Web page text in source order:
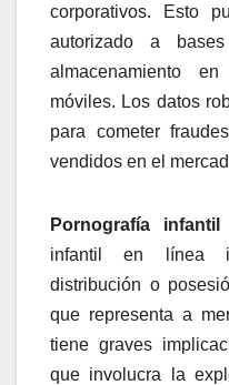
corporativos. Esto
autorizado a
almacenamiento
móviles. Los datos
para cometer
vendidos en el
Pornografía
infantil en línea
distribución o
que representa a
tiene graves
que involucra la